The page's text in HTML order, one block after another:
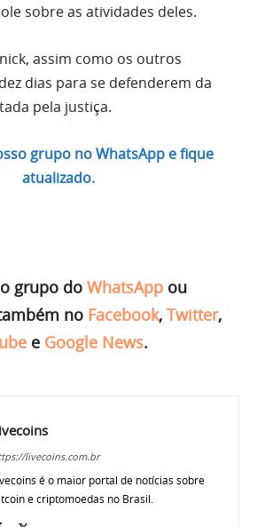
sobre as atividades deles.
assim como os outros
dias para se defenderem da
pela justiça.
grupo no WhatsApp e fique
atualizado.
grupo do WhatsApp ou
no Facebook, Twitter,
e Google News.
livecoins.com.br
é o maior portal de notícias sobre
e criptomoedas no Brasil.